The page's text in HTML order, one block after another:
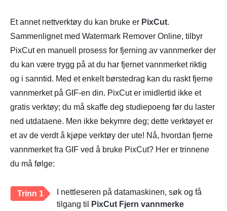
Et annet nettverktøy du kan bruke er PixCut.
Sammenlignet med Watermark Remover Online, tilbyr
PixCut en manuell prosess for fjerning av vannmerker der
du kan være trygg på at du har fjernet vannmerket riktig
og i sanntid. Med et enkelt børstedrag kan du raskt fjerne
vannmerket på GIF-en din. PixCut er imidlertid ikke et
gratis verktøy; du må skaffe deg studiepoeng før du laster
ned utdataene. Men ikke bekymre deg; dette verktøyet er
et av de verdt å kjøpe verktøy der ute! Nå, hvordan fjerne
vannmerket fra GIF ved å bruke PixCut? Her er trinnene
du må følge:
Trinn 1
I nettleseren på datamaskinen, søk og få
tilgang til
PixCut Fjern vannmerke